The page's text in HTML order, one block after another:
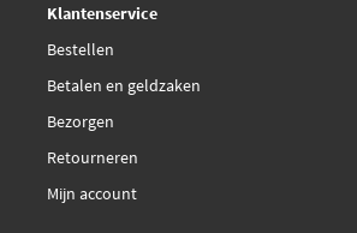
Klantenservice
Bestellen
Betalen en geldzaken
Bezorgen
Retourneren
Mijn account